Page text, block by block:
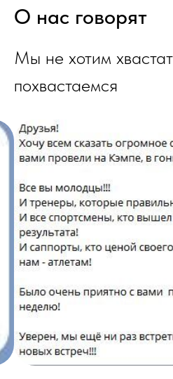
О нас говорят
Мы не хотим
похвастаемся